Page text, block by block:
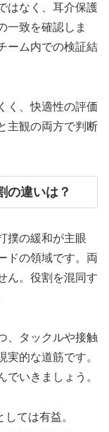
はなく、耳介保護
一致を確認しま
ーム内での検証結
く、快適性の評価
主観の両方で判断
の違いは？
撲の緩和が主眼
ドの領域です。両
ん。役割を混同す
、タックルや接触
的な道筋です。
いきましょう。
ては有益。